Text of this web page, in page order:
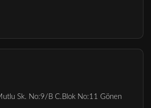
Sk. No:9/B C.Blok No:11 Gönen